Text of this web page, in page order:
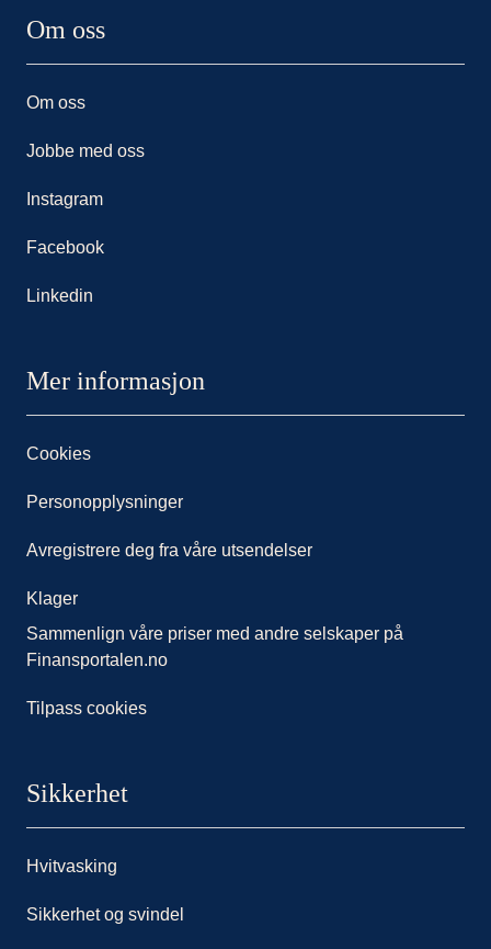
Om oss
Om oss
Jobbe med oss
Instagram
Facebook
Linkedin
Mer informasjon
Cookies
Personopplysninger
Avregistrere deg fra våre utsendelser
Klager
Sammenlign våre priser med andre selskaper på
Finansportalen.no
Tilpass cookies
Sikkerhet
Hvitvasking
Sikkerhet og svindel